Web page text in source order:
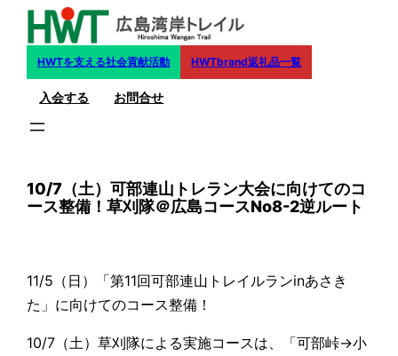
HWTを支える社会貢献活動 HWTbrand返礼品一覧
入会する お問合せ
10/7（土）可部連山トレラン大会に向けてのコ
ース整備！草刈隊＠広島コースNo8-2逆ルート
11/5（日）「第11回可部連山トレイルランinあさき
た」に向けてのコース整備！
10/7（土）草刈隊による実施コースは、「可部峠→小